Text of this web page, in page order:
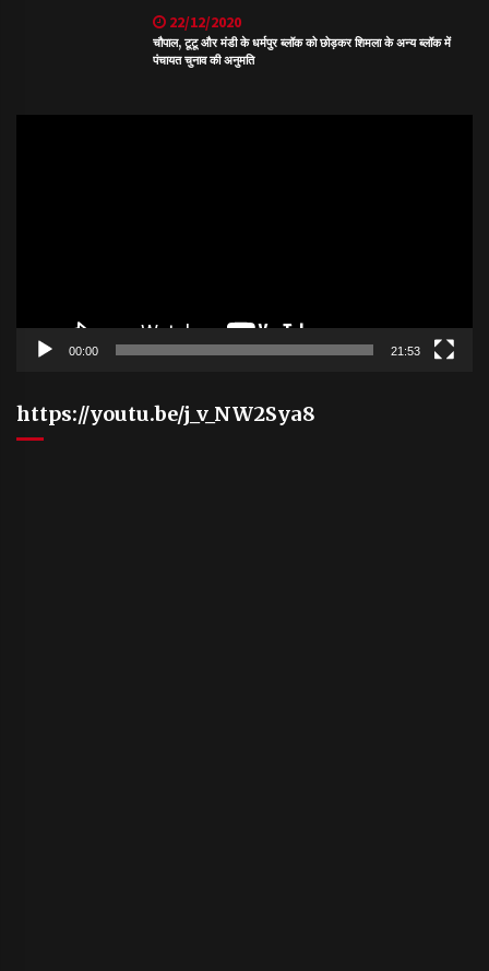
22/12/2020
चौपाल, टूटू और मंडी के धर्मपुर ब्लॉक को छोड़कर शिमला के अन्य ब्लॉक में
पंचायत चुनाव की अनुमति
00:00 21:53
https://youtu.be/j_v_NW2Sya8